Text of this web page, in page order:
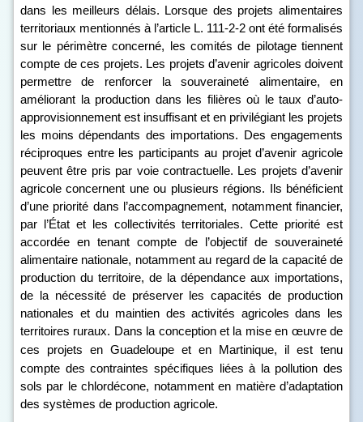
dans les meilleurs délais. Lorsque des projets alimentaires
territoriaux mentionnés à l’article L. 111‑2-2 ont été formalisés
sur le périmètre concerné, les comités de pilotage tiennent
compte de ces projets. Les projets d’avenir agricoles doivent
permettre de renforcer la souveraineté alimentaire, en
améliorant la production dans les filières où le taux d’auto-
approvisionnement est insuffisant et en privilégiant les projets
les moins dépendants des importations. Des engagements
réciproques entre les participants au projet d’avenir agricole
peuvent être pris par voie contractuelle. Les projets d’avenir
agricole concernent une ou plusieurs régions. Ils bénéficient
d’une priorité dans l’accompagnement, notamment financier,
par l’État et les collectivités territoriales. Cette priorité est
accordée en tenant compte de l’objectif de souveraineté
alimentaire nationale, notamment au regard de la capacité de
production du territoire, de la dépendance aux importations,
de la nécessité de préserver les capacités de production
nationales et du maintien des activités agricoles dans les
territoires ruraux. Dans la conception et la mise en œuvre de
ces projets en Guadeloupe et en Martinique, il est tenu
compte des contraintes spécifiques liées à la pollution des
sols par le chlordécone, notamment en matière d’adaptation
des systèmes de production agricole.